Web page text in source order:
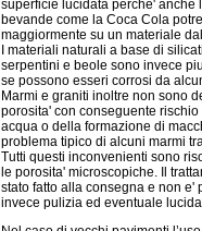
superficie lucidata perche'
bevande come la Coca Cola
maggiormente su un materiale
I materiali naturali a base di
serpentini e beole sono invece
se possono esseri corrosi da
Marmi e graniti inoltre non sono
porosita' con conseguente
acqua o della formazione di
problema tipico di alcuni marmi
Tutti questi inconvenienti sono
le porosita' microscopiche. Il
stato fatto alla consegna e non
invece pulizia ed eventuale